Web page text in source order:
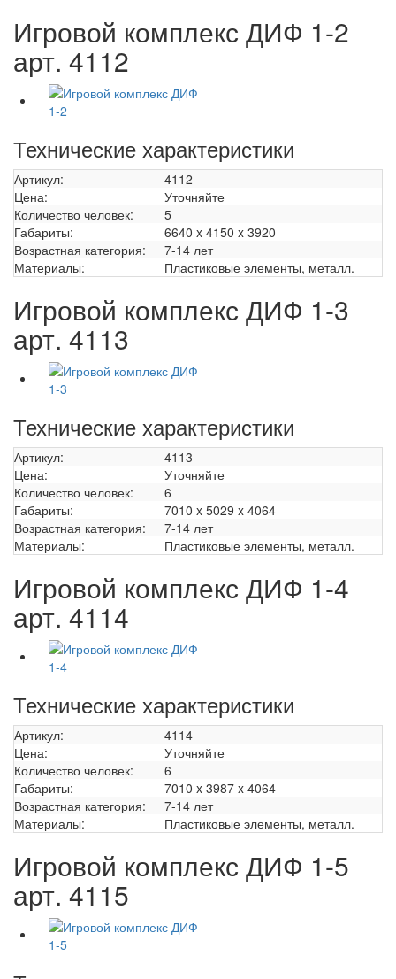
Игровой комплекс ДИФ 1-2
арт. 4112
Технические характеристики
Артикул:
4112
Цена:
Уточняйте
Количество человек:
5
Габариты:
6640 x 4150 x 3920
Возрастная категория:
7-14 лет
Материалы:
Пластиковые элементы, металл.
Игровой комплекс ДИФ 1-3
арт. 4113
Технические характеристики
Артикул:
4113
Цена:
Уточняйте
Количество человек:
6
Габариты:
7010 x 5029 x 4064
Возрастная категория:
7-14 лет
Материалы:
Пластиковые элементы, металл.
Игровой комплекс ДИФ 1-4
арт. 4114
Технические характеристики
Артикул:
4114
Цена:
Уточняйте
Количество человек:
6
Габариты:
7010 x 3987 x 4064
Возрастная категория:
7-14 лет
Материалы:
Пластиковые элементы, металл.
Игровой комплекс ДИФ 1-5
арт. 4115